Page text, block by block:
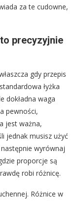
za te cudowne,
precyzyjnie
gdy przepis
łyżka
dokładna waga
pewności,
jest ważna,
jednak musisz użyć
wyrównaj
proporcje są
robi różnicę.
Różnice w